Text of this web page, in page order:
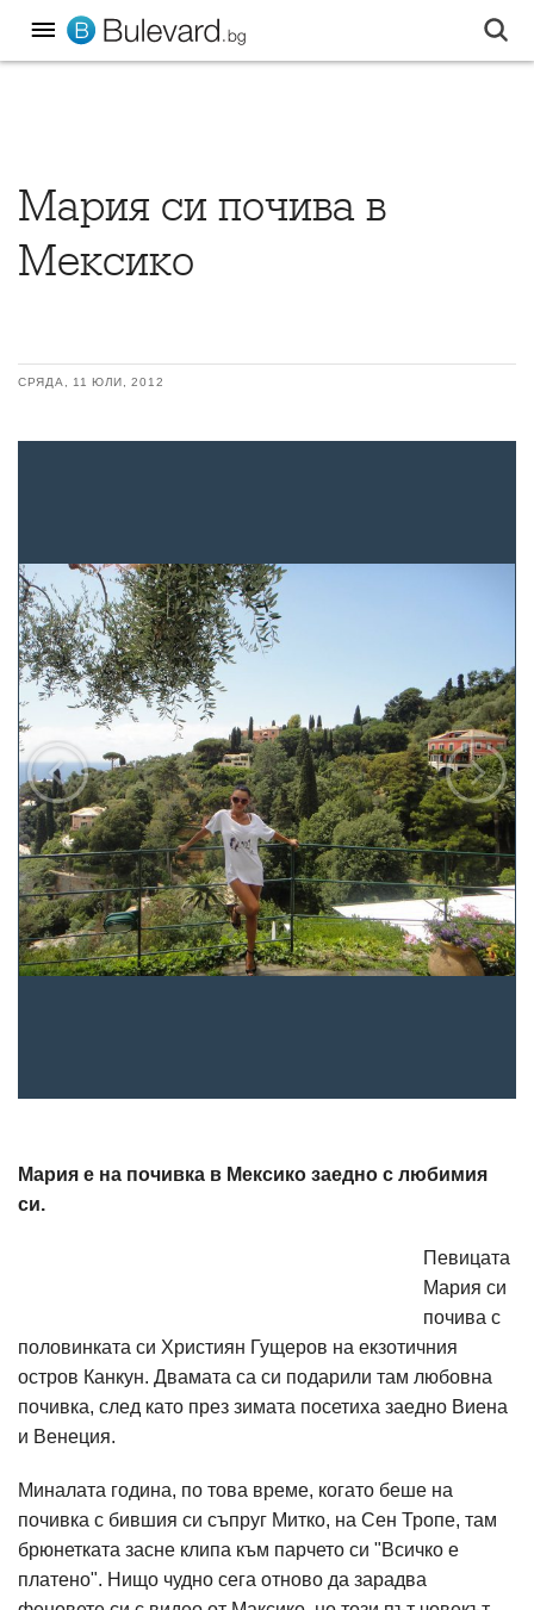
Мария си почива в
Мексико
СРЯДА, 11 ЮЛИ, 2012
Мария е на почивка в Мексико заедно с любимия
си.
Певицата
Мария си
почива с
половинката си Християн Гущеров на екзотичния
остров Канкун. Двамата са си подарили там любовна
почивка, след като през зимата посетиха заедно Виена
и Венеция.
Миналата година, по това време, когато беше на
почивка с бившия си съпруг Митко, на Сен Тропе, там
брюнетката засне клипа към парчето си "Всичко е
платено". Нищо чудно сега отново да зарадва